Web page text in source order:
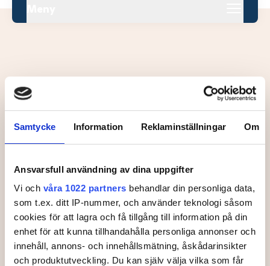
Samtycke Information Reklaminställningar Om
Ansvarsfull användning av dina uppgifter
Vi och våra 1022 partners behandlar din personliga data,
som t.ex. ditt IP-nummer, och använder teknologi såsom
cookies för att lagra och få tillgång till information på din
enhet för att kunna tillhandahålla personliga annonser och
innehåll, annons- och innehållsmätning, åskådarinsikter
och produktutveckling. Du kan själv välja vilka som får
Leaderboard.
Inga resultat tillgängliga ännu.